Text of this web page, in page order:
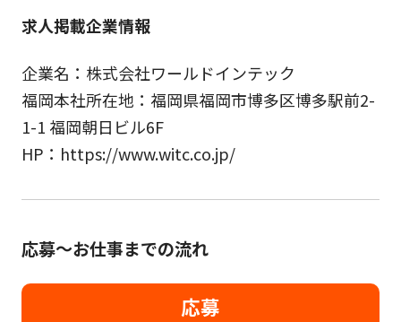
求人掲載企業情報
企業名：株式会社ワールドインテック
福岡本社所在地：福岡県福岡市博多区博多駅前2-
1-1 福岡朝日ビル6F
HP：https://www.witc.co.jp/
応募～お仕事までの流れ
応募